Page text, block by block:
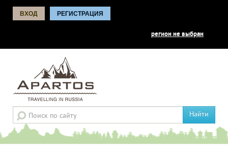
ВХОД РЕГИСТРАЦИЯ
регион не выбран
Найти